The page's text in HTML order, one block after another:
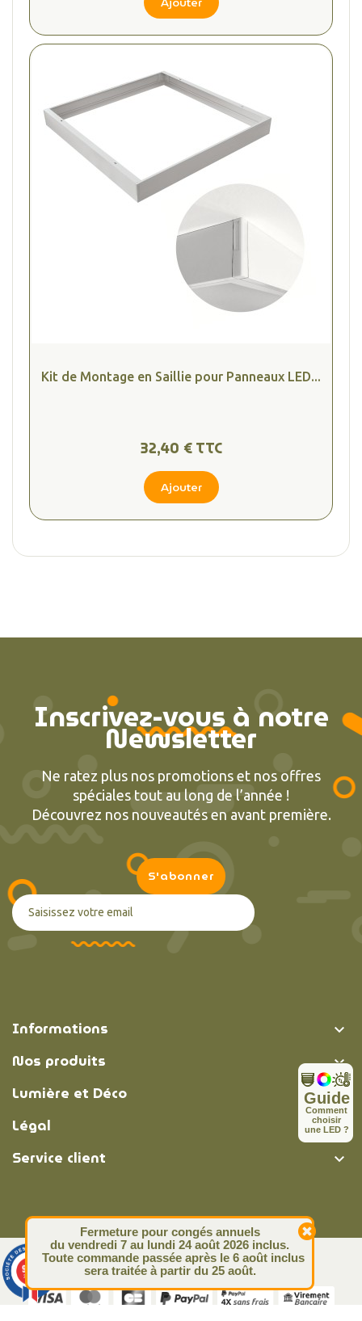
Kit de Montage en Saillie pour Panneaux LED...
32,40 € TTC
Ajouter
Inscrivez-vous à notre
Newsletter
Ne ratez plus nos promotions et nos offres
spéciales tout au long de l’année !
Découvrez nos nouveautés en avant première.
Informations 
Nos produits 
Lumière et Déco 
Légal 
Service client 
© Lumière et Déco | 2026
Comment
choisir
une LED ?
Guide
Fermeture pour congés annuels
du vendredi 7 au lundi 24 août 2026 inclus.
Toute commande passée après le 6 août inclus
sera traitée à partir du 25 août.
9.4
313 avis